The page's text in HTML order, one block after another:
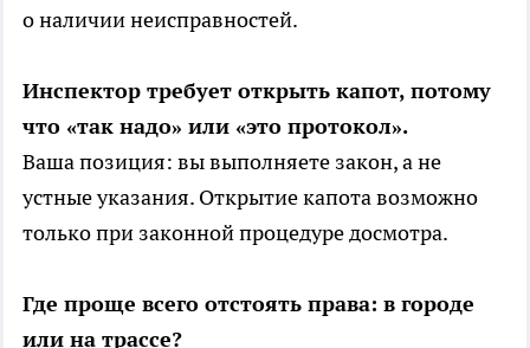
о наличии неисправностей.
Инспектор требует открыть капот, потому
что «так надо» или «это протокол».
Ваша позиция: вы выполняете закон, а не
устные указания. Открытие капота возможно
только при законной процедуре досмотра.
Где проще всего отстоять права: в городе
или на трассе?